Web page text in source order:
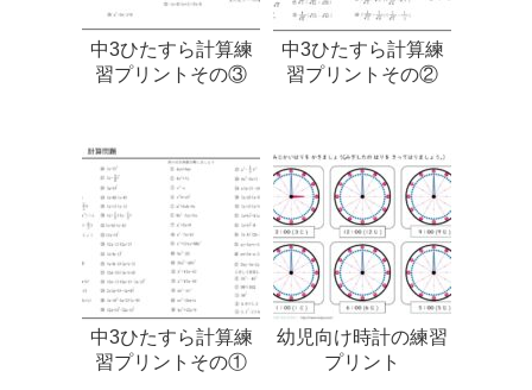
中3ひたすら計算練
習プリントその③
中3ひたすら計算練
習プリントその②
中3ひたすら計算練
習プリントその①
幼児向け時計の練習
プリント